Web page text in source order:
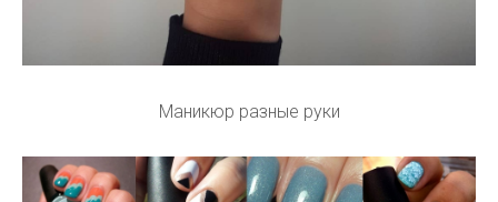
Маникюр разные руки